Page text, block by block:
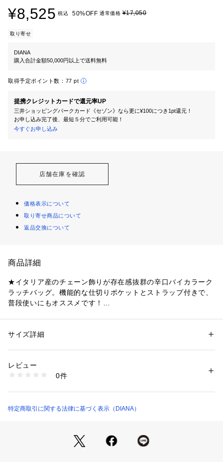
¥8,525 税込 50%OFF 通常価格¥17,050
取り寄せ
DIANA
購入合計金額50,000円以上で送料無料
取得予定ポイント数： 77 pt
提携クレジットカードで還元率UP
三井ショッピングパークカード《セゾン》なら更に¥100につき1pt還元！
お申し込み完了後、最短５分でご利用可能！
今すぐお申し込み
店舗在庫を確認
価格表示について
取り寄せ商品について
返品交換について
商品詳細
★イタリア産のチェーン飾りが存在感抜群の辛口バイカラーク
ラッチバッグ。機能的な仕切りポケットとストラップ付きで、
普段使いにもオススメです！
カートと合わせて、コーディネートにスパイスを加えるのもオ
ァスナーポケット×1。
■底鋲：取り外し可能なショルダーストラップが付いたデザイ
ンです。ストラップの長さは「60cm～117cm」です。クラッ
性別：レディース
素材：生地・その他
商品番号：
AS4730 （ショップ）
サイズ詳細
レビュー
0件
特定商取引に関する法律に基づく表示（DIANA）